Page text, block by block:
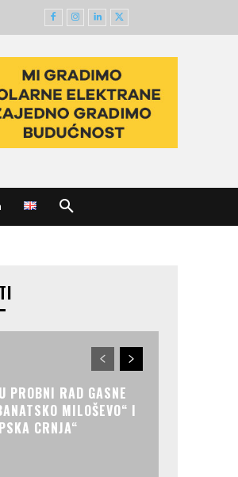
PROBNI RAD GASNE
MILOŠEVO“ I
CRNJA“